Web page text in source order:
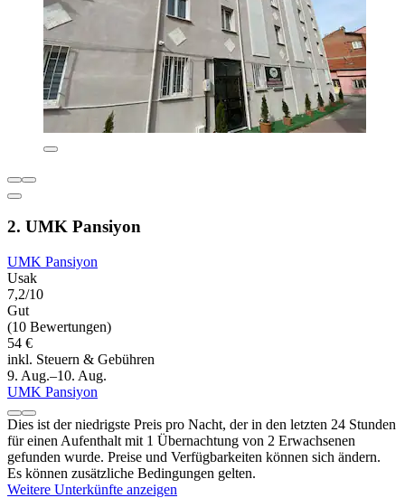
2. UMK Pansiyon
UMK Pansiyon
Usak
7,2/10
Gut
(10 Bewertungen)
54 €
inkl. Steuern & Gebühren
9. Aug.–10. Aug.
UMK Pansiyon
Dies ist der niedrigste Preis pro Nacht, der in den letzten 24 Stunden
für einen Aufenthalt mit 1 Übernachtung von 2 Erwachsenen
gefunden wurde. Preise und Verfügbarkeiten können sich ändern.
Es können zusätzliche Bedingungen gelten.
Weitere Unterkünfte anzeigen